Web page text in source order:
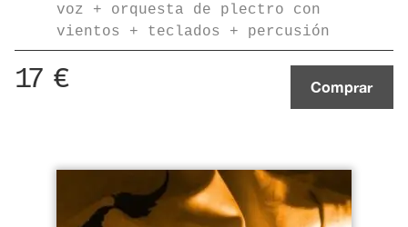
voz + orquesta de plectro con
vientos + teclados + percusión
17 € Comprar